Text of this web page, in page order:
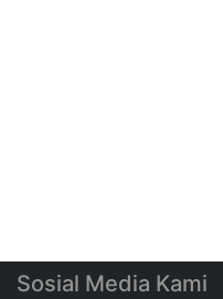
Sosial Media Kami